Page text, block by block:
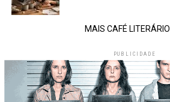
MAIS CAFÉ LITERÁRIO
PUBLICIDADE